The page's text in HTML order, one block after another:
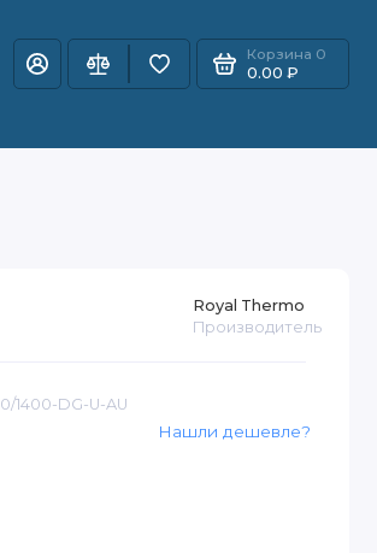
Корзина 0
0.00 ₽
1400-DG-U-AU
Royal Thermo
Производитель
Нашли дешевле?